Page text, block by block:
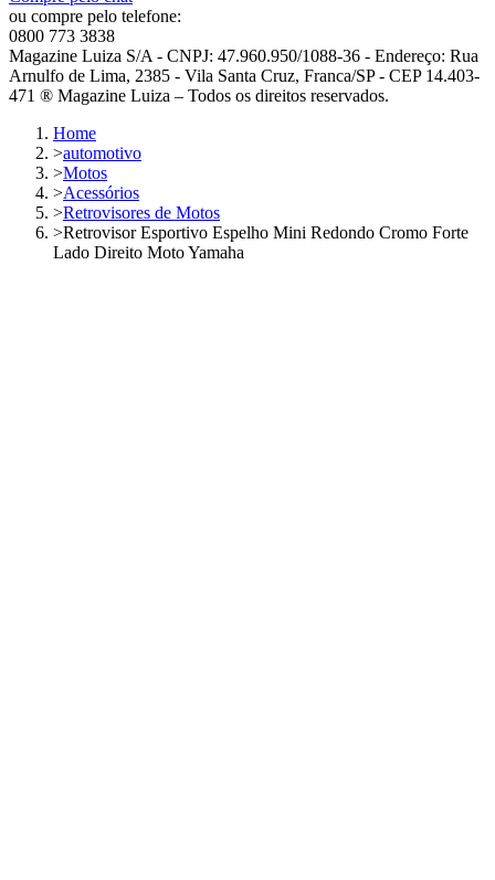
ou compre pelo telefone:
0800 773 3838
Magazine Luiza S/A - CNPJ: 47.960.950/1088-36 - Endereço: Rua
Arnulfo de Lima, 2385 - Vila Santa Cruz, Franca/SP - CEP 14.403-
471 ® Magazine Luiza – Todos os direitos reservados.
Home
>automotivo
>Motos
>Acessórios
>Retrovisores de Motos
>Retrovisor Esportivo Espelho Mini Redondo Cromo Forte
Lado Direito Moto Yamaha